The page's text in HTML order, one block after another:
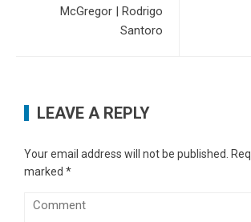
McGregor | Rodrigo
Santoro
LEAVE A REPLY
Your email address will not be published.
marked *